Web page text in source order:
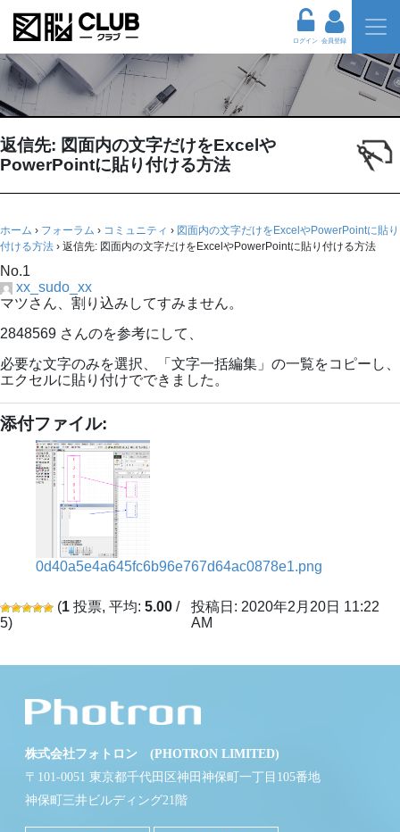
ログイン 会員登録
返信先: 図面内の文字だけをExcelや
PowerPointに貼り付ける方法
ホーム › フォーラム › コミュニティ › 図面内の文字だけをExcelやPowerPointに貼り
付ける方法 › 返信先: 図面内の文字だけをExcelやPowerPointに貼り付ける方法
No.1
xx_sudo_xx
マツさん、割り込みしてすみません。
2848569 さんのを参考にして、
必要な文字のみを選択、「文字一括編集」の一覧をコピーし、
エクセルに貼り付けでできました。
添付ファイル:
0d40a5e4a645fc6b96e767d64ac0878e1.png
(1 投票, 平均: 5.00 /
5)
投稿日: 2020年2月20日 11:22
AM
株式会社フォトロン (PHOTRON LIMITED)
〒101-0051 東京都千代田区神田神保町一丁目105番地
神保町三井ビルディング21階